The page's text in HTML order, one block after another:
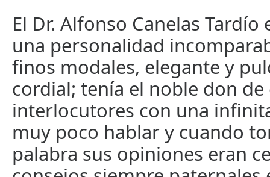
El Dr. Alfonso Canelas Tardío
una personalidad
finos modales, elegante y
cordial; tenía el noble don de
interlocutores con una
muy poco hablar y cuando
palabra sus opiniones eran